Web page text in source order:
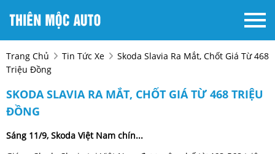
Trang Chủ Tin Tức Xe
Skoda Slavia Ra Mắt, Chốt Giá Từ 468
Triệu Đồng
SKODA SLAVIA RA MẮT, CHỐT GIÁ TỪ 468 TRIỆU
ĐỒNG
Sáng 11/9, Skoda Việt Nam chín...